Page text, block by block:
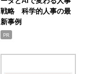
戦略 科学的人事の最
新事例
PR